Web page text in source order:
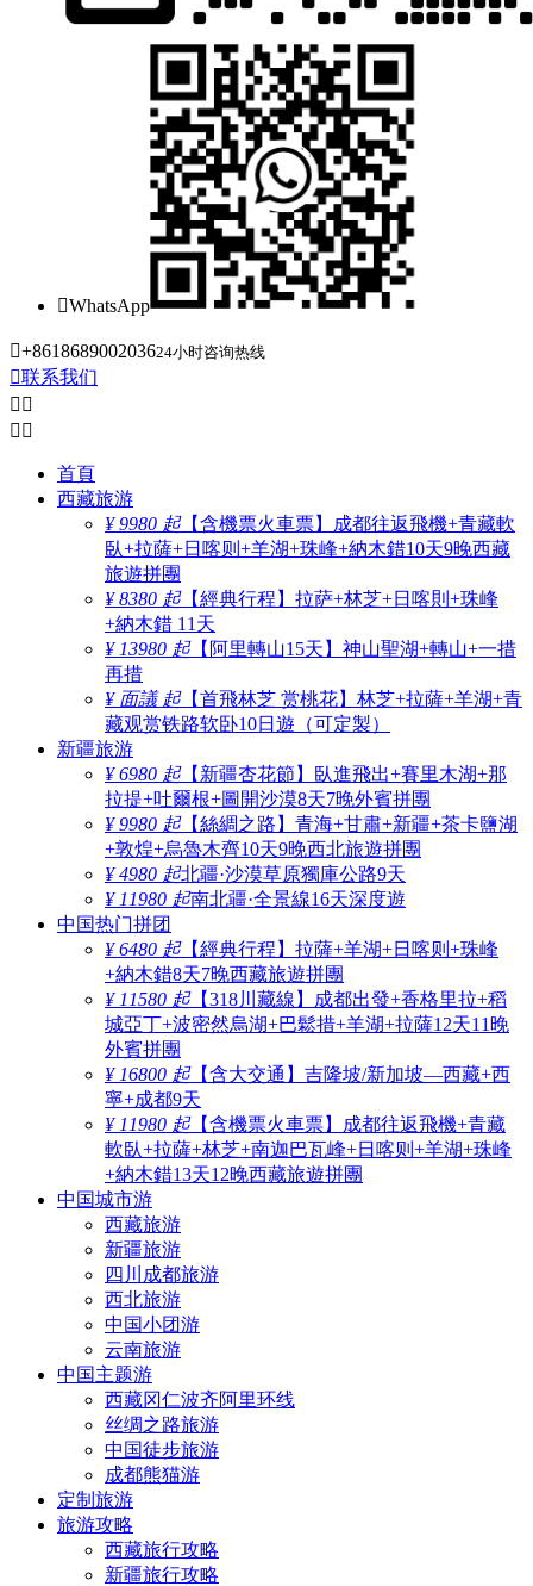
WhatsApp
+861868900203624小时咨询热线
联系我们
 
 
首頁
西藏旅游
¥ 9980 起【含機票火車票】成都往返飛機+青藏軟
臥+拉薩+日喀则+羊湖+珠峰+納木錯10天9晚西藏
旅遊拼團
¥ 8380 起【經典行程】拉萨+林芝+日喀則+珠峰
+納木錯 11天
¥ 13980 起【阿里轉山15天】神山聖湖+轉山+一措
再措
¥ 面議 起【首飛林芝 赏桃花】林芝+拉薩+羊湖+青
藏观赏铁路软卧10日遊（可定製）
新疆旅游
¥ 6980 起【新疆杏花節】臥進飛出+賽里木湖+那
拉提+吐爾根+圖開沙漠8天7晚外賓拼團
¥ 9980 起【絲綢之路】青海+甘肅+新疆+茶卡鹽湖
+敦煌+烏魯木齊10天9晚西北旅遊拼團
¥ 4980 起北疆·沙漠草原獨庫公路9天
¥ 11980 起南北疆·全景線16天深度遊
中国热门拼团
¥ 6480 起【經典行程】拉薩+羊湖+日喀则+珠峰
+納木錯8天7晚西藏旅遊拼團
¥ 11580 起【318川藏線】成都出發+香格里拉+稻
城亞丁+波密然烏湖+巴鬆措+羊湖+拉薩12天11晚
外賓拼團
¥ 16800 起【含大交通】吉隆坡/新加坡—西藏+西
寧+成都9天
¥ 11980 起【含機票火車票】成都往返飛機+青藏
軟臥+拉薩+林芝+南迦巴瓦峰+日喀则+羊湖+珠峰
+納木錯13天12晚西藏旅遊拼團
中国城市游
西藏旅游
新疆旅游
四川成都旅游
西北旅游
中国小团游
云南旅游
中国主题游
西藏冈仁波齐阿里环线
丝绸之路旅游
中国徒步旅游
成都熊猫游
定制旅游
旅游攻略
西藏旅行攻略
新疆旅行攻略